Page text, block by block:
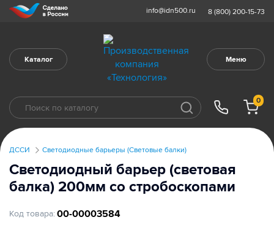
info@idn500.ru 8 (800) 200-15-73
Каталог Меню
0
ДССИ Светодиодные барьеры (Световые балки)
Светодиодный барьер (световая
балка) 200мм со стробоскопами
Код товара: 00-00003584